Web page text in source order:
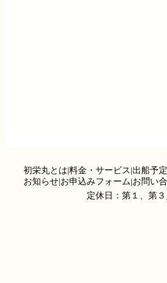
初栄丸とは|料金・サービス|出船予定
お知らせ|お申込みフォーム|お問い
定休日：第１、第３